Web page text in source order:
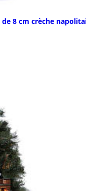
8 cm crèche